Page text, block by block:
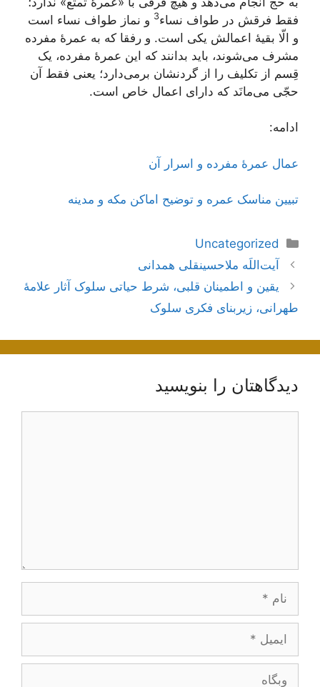
فقط فرقش در طواف نساء3 و نماز طواف نساء است
و الّا بقیۀ اعمالش یکی است. و رفقا که به عمرۀ مفرده
مشرف می‌شوند، باید بدانند که این عمرۀ مفرده، یک
قِسم از تکلیف را از گردنشان برمی‌دارد؛ یعنی فقط آن
حجّی می‌مانَد که دارای اعمال خاص است.
ادامه:
عمال عمرۀ مفرده و اسرار آن
تبیین مناسک عمره و توضیح اماکن مکه و مدینه
دسته‌ها
Uncategorized
ناوبری
نوشته‌ها
آیت‌اللَه ملاحسینقلی همدانی
یقین و اطمینان قلبی، شرط حیاتی سلوک آثار علامۀ
طهرانی، زیربنای فکری سلوک
دیدگاهتان را بنویسید
ایمیل
وبگاه